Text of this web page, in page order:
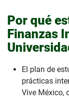
Por qué
Finanzas
El plan de
prácticas
Vive México,